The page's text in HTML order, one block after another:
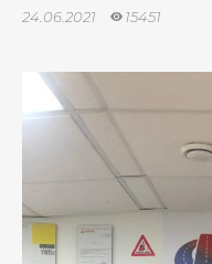
24.06.2021 15451